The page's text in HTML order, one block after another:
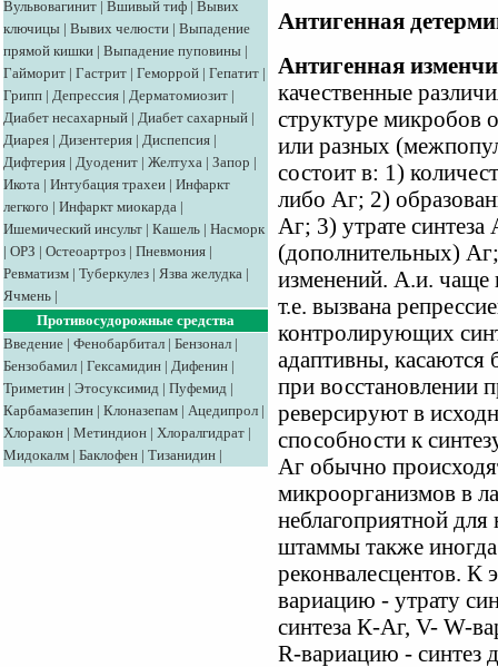
Вульвовагинит | Вшивый тиф | Вывих
ключицы | Вывих челюсти | Выпадение
прямой кишки | Выпадение пуповины |
Гайморит | Гастрит | Геморрой | Гепатит |
Грипп | Депрессия | Дерматомиозит |
Диабет несахарный | Диабет сахарный |
Диарея | Дизентерия | Диспепсия |
Дифтерия | Дуоденит | Желтуха | Запор |
Икота | Интубация трахеи | Инфаркт
легкого | Инфаркт миокарда |
Ишемический инсульт | Кашель | Насморк
| ОРЗ | Остеоартроз | Пневмония |
Ревматизм | Туберкулез | Язва желудка |
Ячмень |
Противосудорожные средства
Введение | Фенобарбитал | Бензонал |
Бензобамил | Гексамидин | Дифенин |
Триметин | Этосуксимид | Пуфемид |
Карбамазепин | Клоназепам | Ацедипрол |
Хлоракон | Метиндион | Хлоралгидрат |
Мидокалм | Баклофен | Тизанидин |
Антигенная
Антигенная
качественные
структуре микробов
или разных
состоит в: 1)
либо Аг; 2)
Аг; 3) утрате
(дополнительных)
изменений. А.и. чаще
т.е. вызвана
контролирующих
адаптивны, касаются
при восстановлении
реверсируют в
способности к
Аг обычно
микроорганизмов в
неблагоприятной для
штаммы также
реконвалесцентов.
вариацию - утрату
синтеза К-Аг, V- W-
R-вариацию - синтез